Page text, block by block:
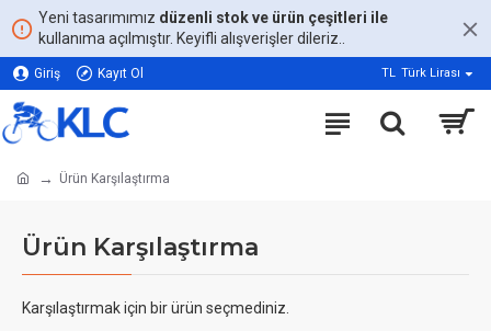
Yeni tasarımımız düzenli stok ve ürün çeşitleri ile
kullanıma açılmıştır. Keyifli alışverişler dileriz..
Giriş Kayıt Ol TL Türk Lirası
Ürün Karşılaştırma
Ürün Karşılaştırma
Karşılaştırmak için bir ürün seçmediniz.